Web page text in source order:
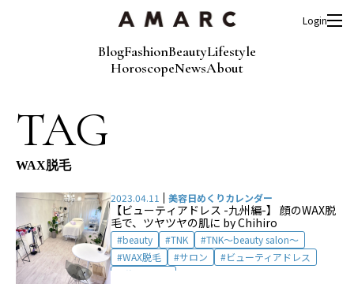
BlogFashionBeautyLifestyle
HoroscopeNewsAbout
Login
TAG
WAX脱毛
2023.04.11 美容日めくりカレンダー
【ビューティアドレス -九州編-】 顔のWAX脱
毛で、ツヤツヤの肌に by Chihiro
beauty TNK
TNK〜beauty salon〜
WAX脱毛
サロン
ビューティアドレス
脱毛サロン